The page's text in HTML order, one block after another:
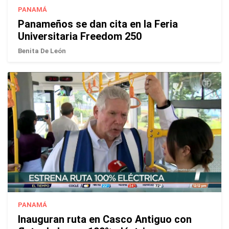
PANAMÁ
Panameños se dan cita en la Feria
Universitaria Freedom 250
Benita De León
PANAMÁ
Inauguran ruta en Casco Antiguo con